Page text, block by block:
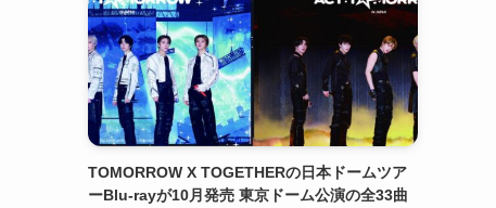
TOMORROW X TOGETHERの日本ドームツア
ーBlu-rayが10月発売 東京ドーム公演の全33曲